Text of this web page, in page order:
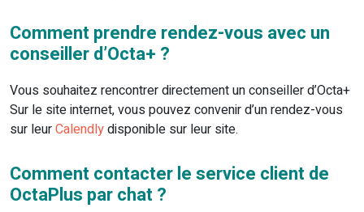
Comment prendre rendez-vous avec un
conseiller d’Octa+ ?
Vous souhaitez rencontrer directement un conseiller d’Octa+
Sur le site internet, vous pouvez convenir d’un rendez-vous
sur leurCalendlydisponible sur leur site.
Comment contacter le service client de
OctaPlus par chat ?